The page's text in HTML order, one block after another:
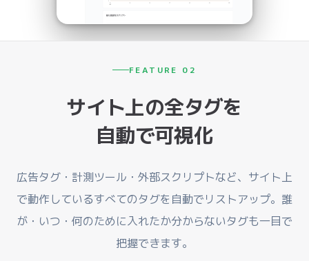
FEATURE 02
サイト上の全タグを
自動で可視化
広告タグ・計測ツール・外部スクリプトなど、サイト上
で動作しているすべてのタグを自動でリストアップ。誰
が・いつ・何のために入れたか分からないタグも一目で
把握できます。